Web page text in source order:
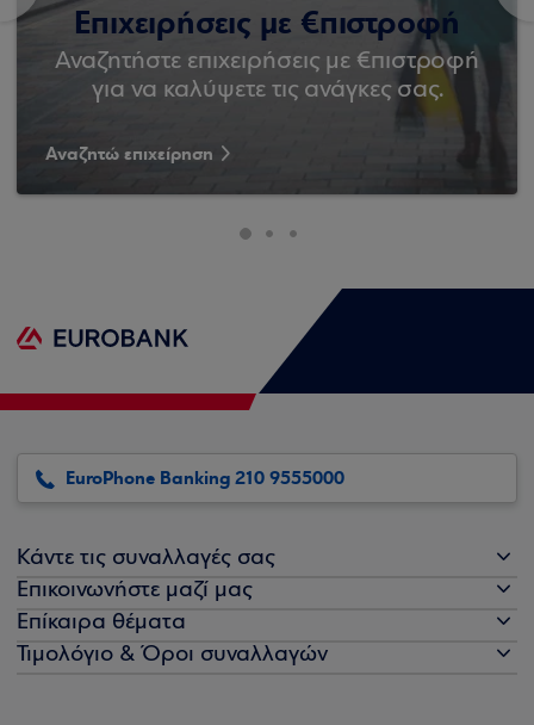
Επιχειρήσεις με €πιστροφή
Αναζητήστε επιχειρήσεις με €πιστροφή
για να καλύψετε τις ανάγκες σας.
Αναζητώ επιχείρηση
EuroPhone Banking 210 9555000
Κάντε τις συναλλαγές σας
Επικοινωνήστε μαζί μας
Επίκαιρα θέματα
Τιμολόγιο & Όροι συναλλαγών